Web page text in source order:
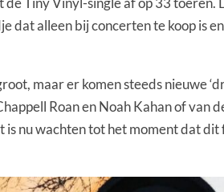
dat alleen bij concerten te koop is
maar er komen steeds nieuwe
Roan en Noah Kahan of van
nu wachten tot het moment dat